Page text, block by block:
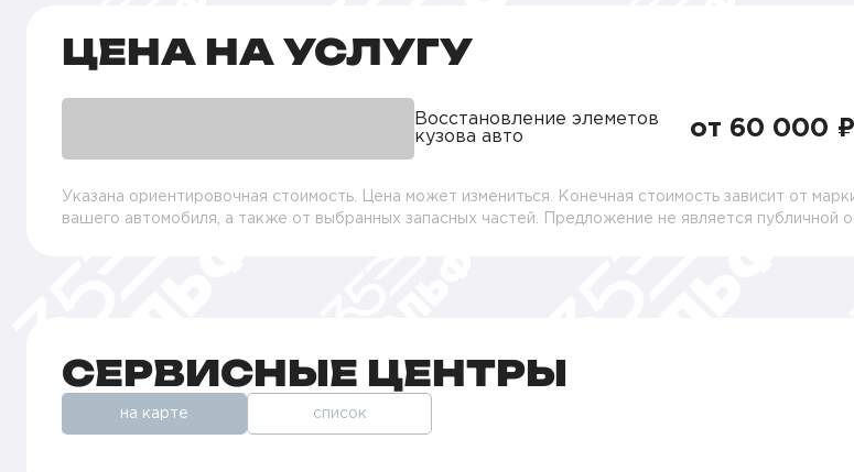
ЦЕНА НА УСЛУГУ
Восстановление элеметов
кузова авто
от 60 000 ₽
Указана ориентировочная стоимость. Цена может измениться. Конечная стоимость зависит от
вашего автомобиля, а также от выбранных запасных частей. Предложение не является публичной
СЕРВИСНЫЕ ЦЕНТРЫ
на карте список